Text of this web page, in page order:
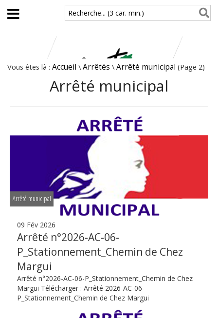
Aller au contenu principal
Recherche... (3 car. min.)
Vous êtes là : Accueil \ Arrêtés \ Arrêté municipal (Page 2)
Arrêté municipal
Arrêté municipal
09 Fév 2026
Arrêté n°2026-AC-06-
P_Stationnement_Chemin de Chez
Margui
Arrêté n°2026-AC-06-P_Stationnement_Chemin de Chez
Margui Télécharger : Arrêté 2026-AC-06-
P_Stationnement_Chemin de Chez Margui